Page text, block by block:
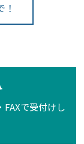
で受付けし